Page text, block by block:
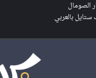
الصومال
ستايل بالعربي